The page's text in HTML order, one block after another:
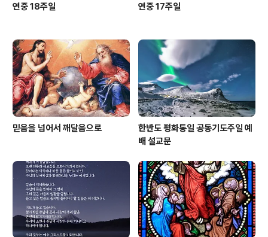
연중 18주일 연중 17주일
믿음을 넘어서 깨달음으로
한반도 평화통일 공동기도주일 예
배 설교문